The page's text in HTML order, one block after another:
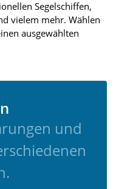
Segelschiffen,
vielem mehr. Wählen
ausgewählten
und